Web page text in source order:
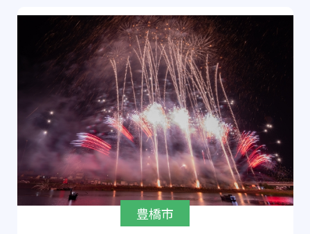
豊橋市